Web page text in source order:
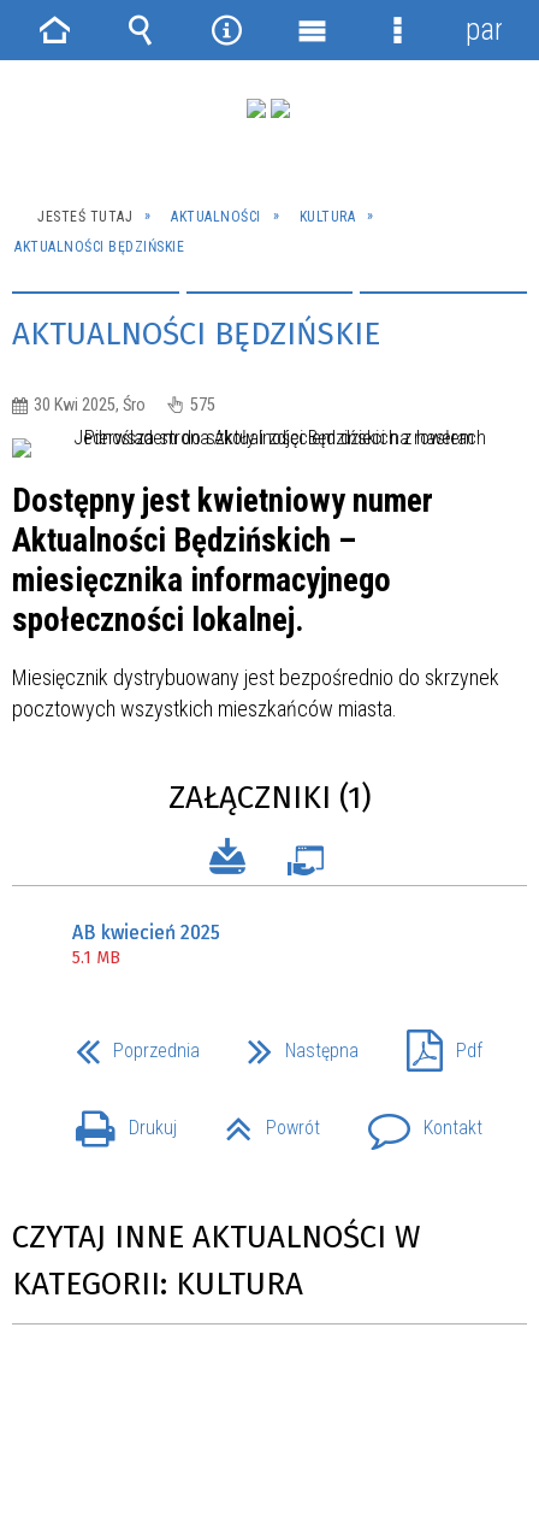
JESTEŚ TUTAJ AKTUALNOŚCI
KULTURA
AKTUALNOŚCI BĘDZIŃSKIE
AKTUALNOŚCI BĘDZIŃSKIE
30 Kwi 2025, Śro 575
Dostępny jest kwietniowy numer
Aktualności Będzińskich –
miesięcznika informacyjnego
społeczności lokalnej.
Miesięcznik dystrybuowany jest bezpośrednio do skrzynek
pocztowych wszystkich mieszkańców miasta.
ZAŁĄCZNIKI (1)
AB kwiecień 2025
5.1 MB
Poprzednia Następna Pdf
Drukuj Powrót Kontakt
CZYTAJ INNE AKTUALNOŚCI W
KATEGORII: KULTURA
Strona Wyszukiwarka
NarzędziaMenu
Menu
panel